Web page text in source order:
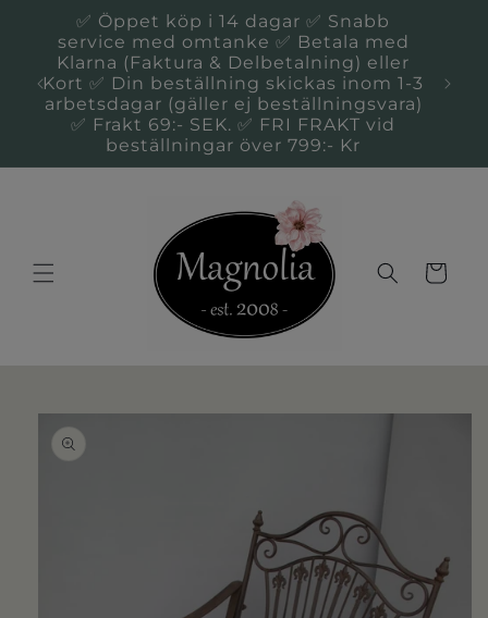
vidare
innehåll
✅ Öppet köp i 14 dagar ✅ Snabb
service med omtanke ✅ Betala med
Klarna (Faktura & Delbetalning) eller
Kort ✅ Din beställning skickas inom 1-3
arbetsdagar (gäller ej beställningsvara)
✅ Frakt 69:- SEK. ✅ FRI FRAKT vid
beställningar över 799:- Kr
Varukorg
vidare till